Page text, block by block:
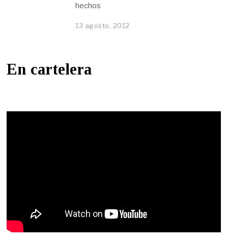
hechos
13 agosto, 2012
En cartelera